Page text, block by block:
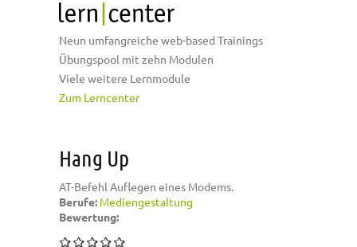
Neun umfangreiche web-based Trainings
Übungspool mit zehn Modulen
Viele weitere Lernmodule
Zum Lerncenter
Hang Up
AT-Befehl Auflegen eines Modems.
Berufe: Mediengestaltung
Bewertung: